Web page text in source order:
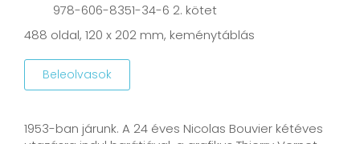
978-606-8351-34-6 2. kötet
488 oldal, 120 x 202 mm, keménytáblás
Beleolvasok
1953-ban járunk. A 24 éves Nicolas Bouvier kétéves